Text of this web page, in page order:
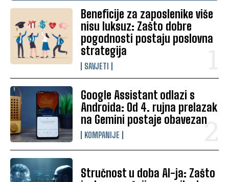
Beneficije za zaposlenike više
nisu luksuz: Zašto dobre
pogodnosti postaju poslovna
strategija
SAVJETI
Google Assistant odlazi s
Androida: Od 4. rujna prelazak
na Gemini postaje obavezan
KOMPANIJE
Stručnost u doba AI-ja: Zašto